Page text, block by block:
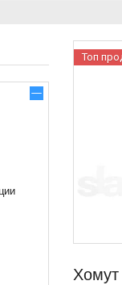
Топ
Хомут